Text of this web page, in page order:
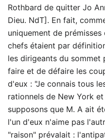
Rothbard de quitter Jo
Dieu. NdT]. En fait,
uniquement de
chefs étaient par
les dirigeants du sommet
faire et de défaire les
d'eux : "Je connais tous
rationnels de New York
supposons que M. A ait
l'un d'eux n'aime pas
"raison" prévalait :